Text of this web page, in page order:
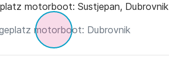
motorboot: Sustjepan, Dubrovnik